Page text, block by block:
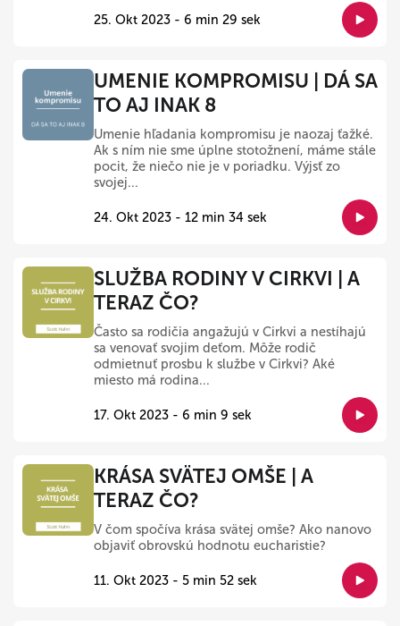
25. Okt 2023 - 6 min 29 sek
UMENIE KOMPROMISU | DÁ SA
TO AJ INAK 8
Umenie hľadania kompromisu je naozaj ťažké.
Ak s ním nie sme úplne stotožnení, máme stále
pocit, že niečo nie je v poriadku. Výjsť zo
svojej...
24. Okt 2023 - 12 min 34 sek
SLUŽBA RODINY V CIRKVI | A
TERAZ ČO?
Často sa rodičia angažujú v Cirkvi a nestíhajú
sa venovať svojim deťom. Môže rodič
odmietnuť prosbu k službe v Cirkvi? Aké
miesto má rodina...
17. Okt 2023 - 6 min 9 sek
KRÁSA SVÄTEJ OMŠE | A
TERAZ ČO?
V čom spočíva krása svätej omše? Ako nanovo
objaviť obrovskú hodnotu eucharistie?
11. Okt 2023 - 5 min 52 sek